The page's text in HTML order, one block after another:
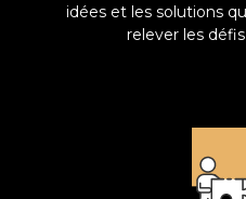
idées et les solutions
relever les